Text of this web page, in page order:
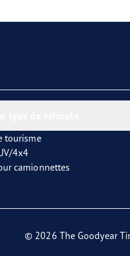
tourisme
4x4
camionnettes
© 2026 The Goodyear